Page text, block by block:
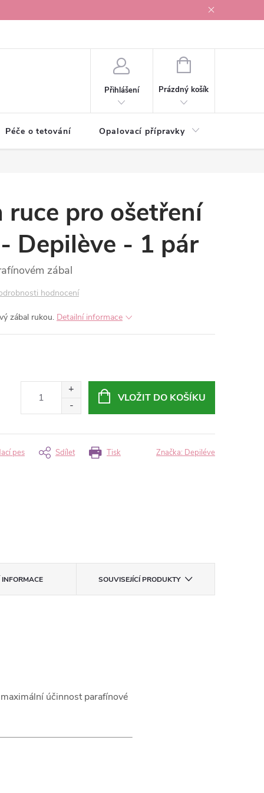
Přihlášení
NÁKUPNÍ
Prázdný košík
Péče o tetování Opalovací přípravky
ruce pro ošetření
Depilève - 1 pár
zábal
hodnocení
zábal rukou. Detailní informace
VLOŽIT DO KOŠÍKU
Tisk
pes Sdílet Značka: Depiléve
SOUVISEJÍCÍ PRODUKTY
účinnost parafínové